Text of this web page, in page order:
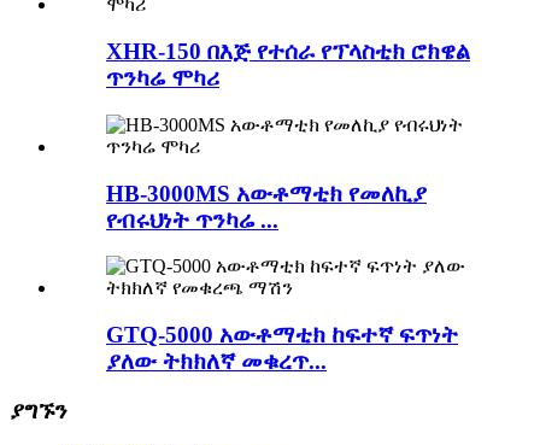
XHR-150 በእጅ የተሰራ የፕላስቲክ ሮክዌል
ጥንካሬ ሞካሪ
HB-3000MS አውቶማቲክ የመለኪያ
የብሩህነት ጥንካሬ ...
GTQ-5000 አውቶማቲክ ከፍተኛ ፍጥነት
ያለው ትክክለኛ መቁረጥ...
ያግኙን